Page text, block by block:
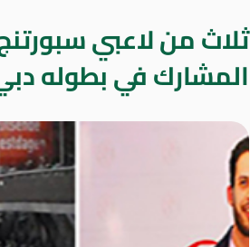
ثلاث من لاعبي
المشارك في بطوله